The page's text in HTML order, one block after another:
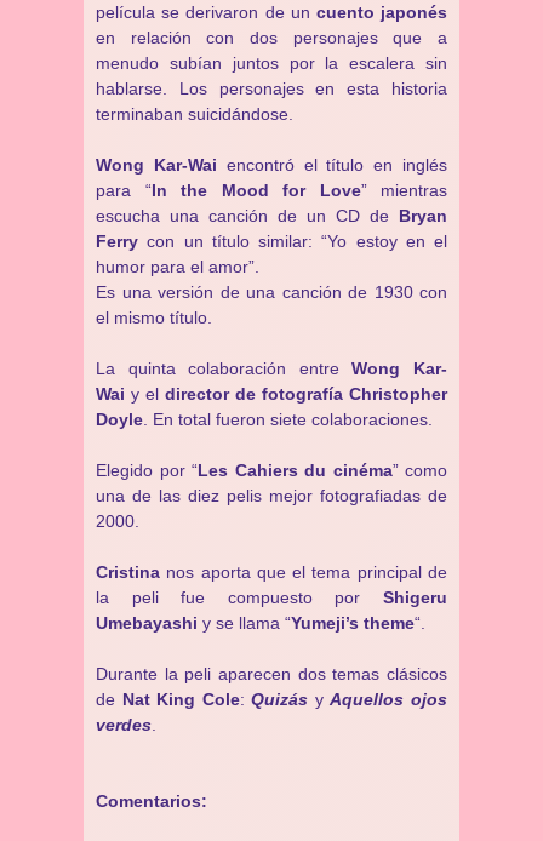
película se derivaron de un cuento japonés
en relación con dos personajes que a
menudo subían juntos por la escalera sin
hablarse. Los personajes en esta historia
terminaban suicidándose.
Wong Kar-Wai encontró el título en inglés
para “In the Mood for Love” mientras
escucha una canción de un CD de Bryan
Ferry con un título similar: “Yo estoy en el
humor para el amor”.
Es una versión de una canción de 1930 con
el mismo título.
La quinta colaboración entreWong Kar-
Wai y el director de fotografía Christopher
Doyle . En total fueron siete colaboraciones.
Elegido por “Les Cahiers du cinéma” como
una de las diez pelis mejor fotografiadas de
2000.
Cristina nos aporta que el tema principal de
la peli fue compuesto por Shigeru
Umebayashi y se llama “Yumeji’s theme“.
Durante la peli aparecen dos temas clásicos
de Nat King Cole:Quizás yAquellos ojos
verdes
Comentarios: